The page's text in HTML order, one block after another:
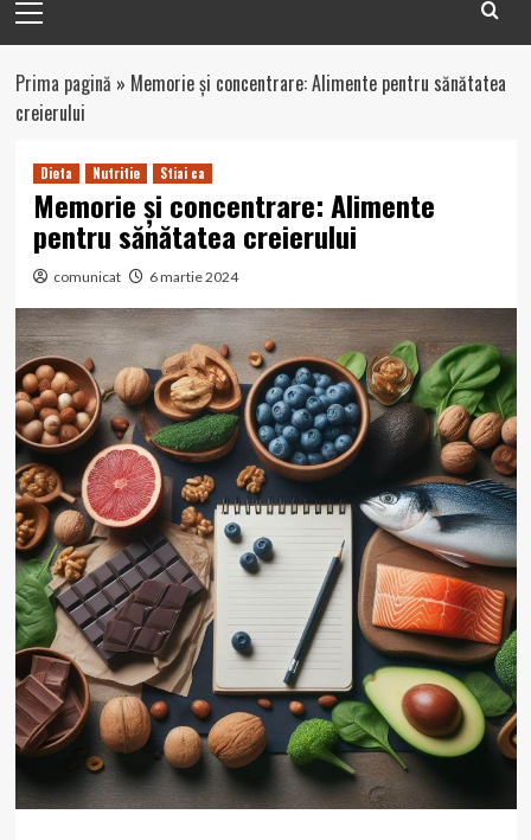
Menu
Prima pagină » Memorie și concentrare: Alimente pentru sănătatea
creierului
Dieta Nutritie Stiai ca
Memorie și concentrare: Alimente
pentru sănătatea creierului
comunicat 6 martie 2024